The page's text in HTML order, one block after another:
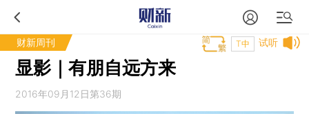
财新周刊 试听
T中
显影｜有朋自远方来
2016年09月12日第36期